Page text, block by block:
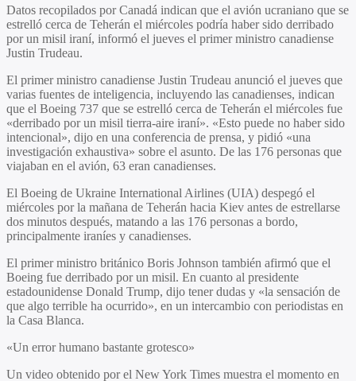
Datos recopilados por Canadá indican que el avión ucraniano que se
estrelló cerca de Teherán el miércoles podría haber sido derribado
por un misil iraní, informó el jueves el primer ministro canadiense
Justin Trudeau.
El primer ministro canadiense Justin Trudeau anunció el jueves que
varias fuentes de inteligencia, incluyendo las canadienses, indican
que el Boeing 737 que se estrelló cerca de Teherán el miércoles fue
«derribado por un misil tierra-aire iraní». «Esto puede no haber sido
intencional», dijo en una conferencia de prensa, y pidió «una
investigación exhaustiva» sobre el asunto. De las 176 personas que
viajaban en el avión, 63 eran canadienses.
El Boeing de Ukraine International Airlines (UIA) despegó el
miércoles por la mañana de Teherán hacia Kiev antes de estrellarse
dos minutos después, matando a las 176 personas a bordo,
principalmente iraníes y canadienses.
El primer ministro británico Boris Johnson también afirmó que el
Boeing fue derribado por un misil. En cuanto al presidente
estadounidense Donald Trump, dijo tener dudas y «la sensación de
que algo terrible ha ocurrido», en un intercambio con periodistas en
la Casa Blanca.
«Un error humano bastante grotesco»
Un video obtenido por el New York Times muestra el momento en